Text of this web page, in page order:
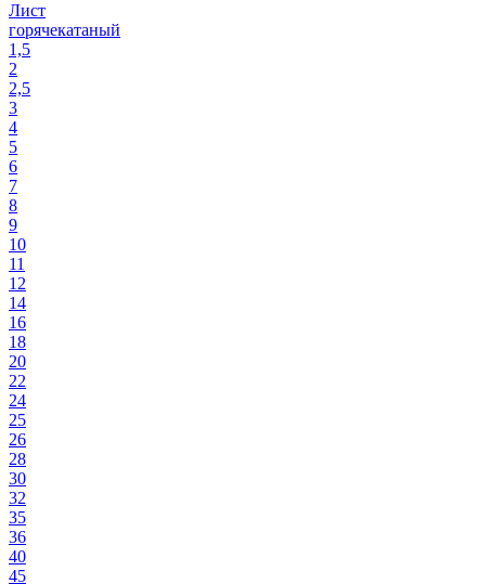
Лист
горячекатаный
1,5
2
2,5
3
4
5
6
7
8
9
10
11
12
14
16
18
20
22
24
25
26
28
30
32
35
36
40
45